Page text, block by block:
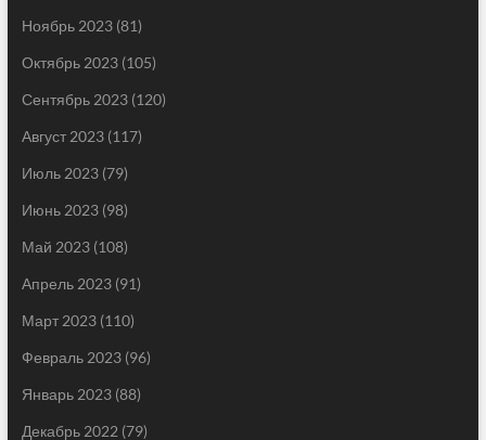
Ноябрь 2023(81)
Октябрь 2023(105)
Сентябрь 2023(120)
Август 2023(117)
Июль 2023(79)
Июнь 2023(98)
Май 2023(108)
Апрель 2023(91)
Март 2023(110)
Февраль 2023(96)
Январь 2023(88)
Декабрь 2022 (79)